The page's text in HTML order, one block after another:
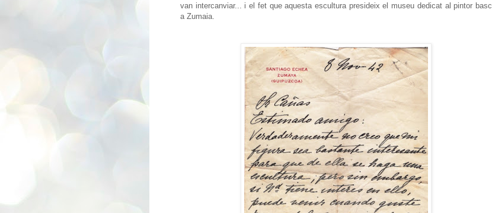
van intercanviar... i el fet que aquesta escultura presideix el museu dedicat al pintor basc
a Zumaia.